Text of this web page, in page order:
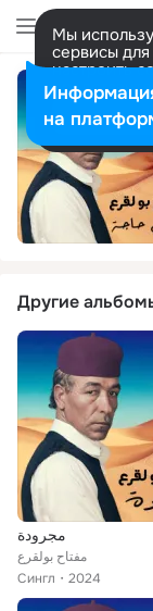
Мы
сервисы для
настроить
Разрешить
Другие
مجرودة
مفتاح بولقرع
Сингл
2024
на